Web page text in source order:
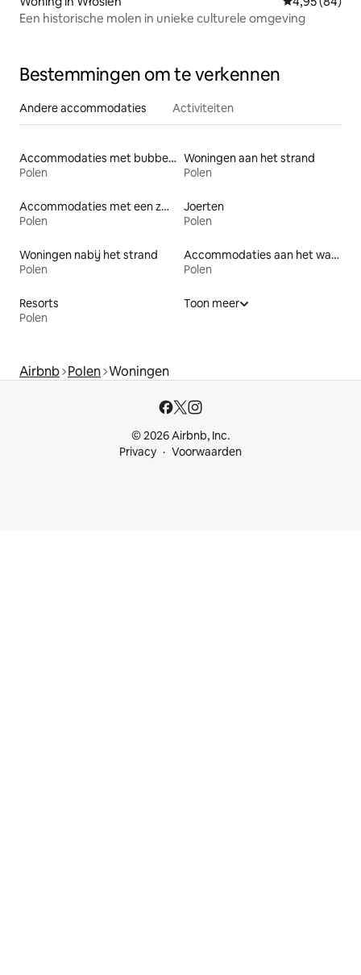
Een historische molen in unieke culturele omgeving
Bestemmingen om te verkennen
Andere accommodaties Activiteiten
Accommodaties met bubbelbad
Polen
Woningen aan het strand
Polen
Accommodaties met een zwembad
Polen
Joerten
Polen
Woningen nabij het strand
Polen
Accommodaties aan het water
Polen
Resorts
Polen
Toon meer
Airbnb Polen Woningen
© 2026 Airbnb, Inc.
Privacy
Voorwaarden